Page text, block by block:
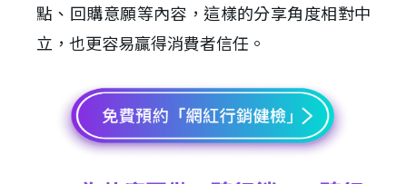
點、回購意願等內容，這樣的分享角度相對中
立，也更容易贏得消費者信任。